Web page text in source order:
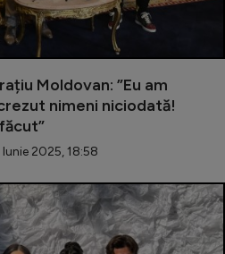
Moldovan: ”Eu am
nimeni niciodată!
2025, 18:58